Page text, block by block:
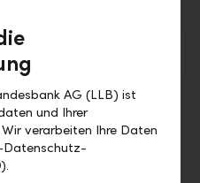
AG (LLB) ist
und Ihrer
verarbeiten Ihre Daten
Datenschutz-